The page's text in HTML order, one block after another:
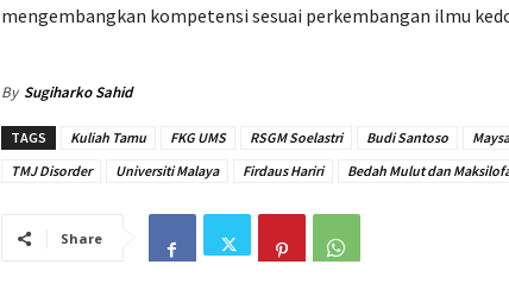
mengembangkan kompetensi sesuai perkembangan ilmu
By Sugiharko Sahid
TAGS Kuliah Tamu FKG UMS RSGM Soelastri Budi Santoso
TMJ Disorder
Universiti Malaya Firdaus Hariri Bedah Mulut dan
Share